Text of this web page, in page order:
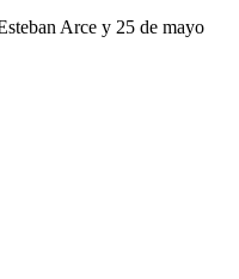
Arce y 25 de mayo